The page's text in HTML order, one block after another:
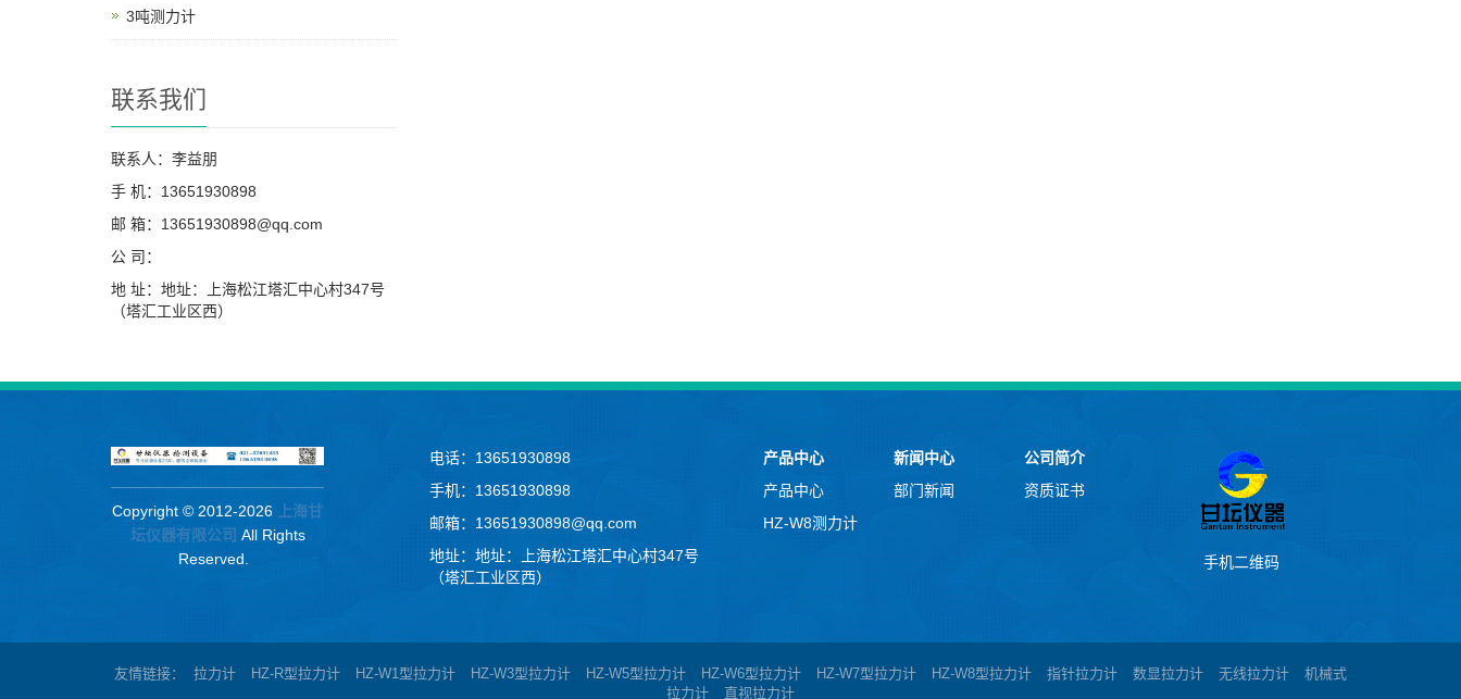
3吨测力计
联系我们
联系人：李益朋
手 机：13651930898
邮 箱：13651930898@qq.com
公 司：
地 址：地址：上海松江塔汇中心村347号
（塔汇工业区西）
Copyright © 2012-2026 上海甘
坛仪器有限公司 All Rights
Reserved.
电话：13651930898
手机：13651930898
邮箱：13651930898@qq.com
地址：地址：上海松江塔汇中心村347号
（塔汇工业区西）
产品中心
产品中心
HZ-W8测力计
新闻中心
部门新闻
公司简介
资质证书
手机二维码
友情链接 拉力计 HZ-R型拉力计 HZ-W1型拉力计 HZ-W3型拉力计 HZ-W5型拉力计 HZ-W6型拉力计 HZ-W7型拉力计 HZ-W8型拉力计 指针拉力计 数显拉力计 无线拉力计
机械式
拉力计
直视拉力计